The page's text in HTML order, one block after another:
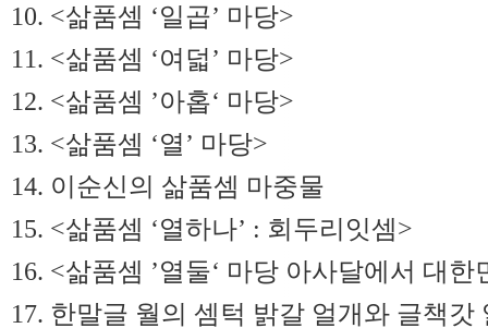
10. <삶품셈 ‘일곱’ 마당>
11. <삶품셈 ‘여덟’ 마당>
12. <삶품셈 ’아홉‘ 마당>
13. <삶품셈 ‘열’ 마당>
14. 이순신의 삶품셈 마중물
15. <삶품셈 ‘열하나’ : 회두리잇셈>
16. <삶품셈 ’열둘‘ 마당 아사달에서 대
17. 한말글 월의 셈턱 밝갈 얼개와 글책갓